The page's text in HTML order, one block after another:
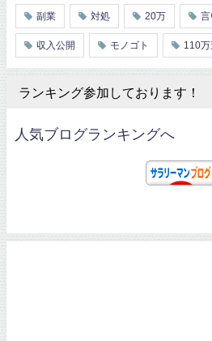
副業 対処 20万 言
収入公開 モノゴト 110
ランキング参加しております！
人気ブログランキングへ